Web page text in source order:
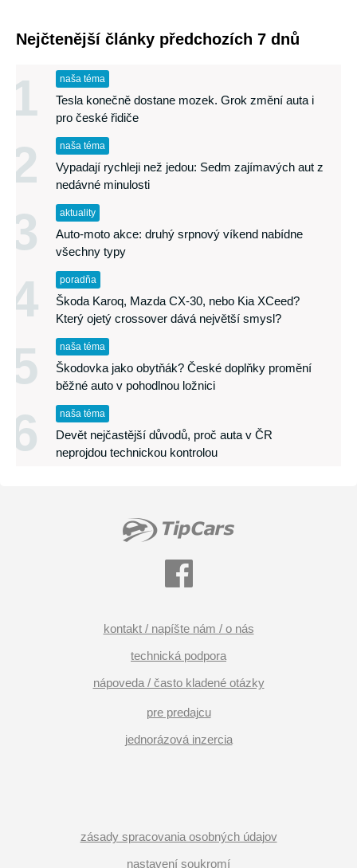
Nejčtenější články předchozích 7 dnů
1 naša téma
Tesla konečně dostane mozek. Grok změní auta i
pro české řidiče
2 naša téma
Vypadají rychleji než jedou: Sedm zajímavých aut z
nedávné minulosti
3 aktuality
Auto-moto akce: druhý srpnový víkend nabídne
všechny typy
4 poradňa
Škoda Karoq, Mazda CX-30, nebo Kia XCeed?
Který ojetý crossover dává největší smysl?
5 naša téma
Škodovka jako obytňák? České doplňky promění
běžné auto v pohodlnou ložnici
6 naša téma
Devět nejčastější důvodů, proč auta v ČR
neprojdou technickou kontrolou
kontakt / napíšte nám / o nás
technická podpora
nápoveda / často kladené otázky
pre predajcu
jednorázová inzercia
zásady spracovania osobných údajov
nastavení soukromí